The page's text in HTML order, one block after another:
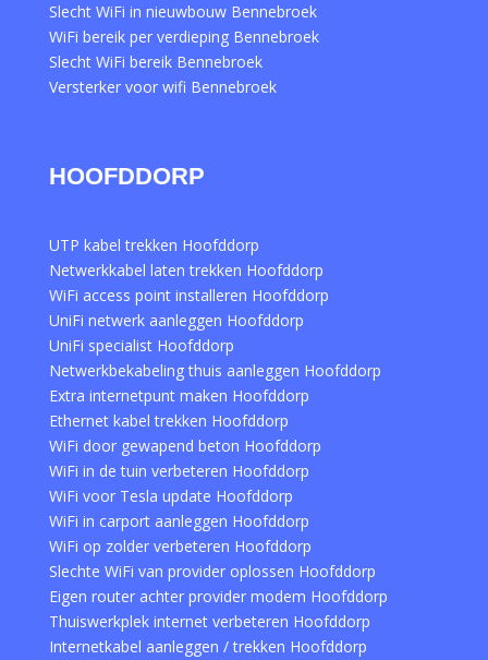
Slecht WiFi in nieuwbouw Bennebroek
WiFi bereik per verdieping Bennebroek
Slecht WiFi bereik Bennebroek
Versterker voor wifi Bennebroek
HOOFDDORP
UTP kabel trekken Hoofddorp
Netwerkkabel laten trekken Hoofddorp
WiFi access point installeren Hoofddorp
UniFi netwerk aanleggen Hoofddorp
UniFi specialist Hoofddorp
Netwerkbekabeling thuis aanleggen Hoofddorp
Extra internetpunt maken Hoofddorp
Ethernet kabel trekken Hoofddorp
WiFi door gewapend beton Hoofddorp
WiFi in de tuin verbeteren Hoofddorp
WiFi voor Tesla update Hoofddorp
WiFi in carport aanleggen Hoofddorp
WiFi op zolder verbeteren Hoofddorp
Slechte WiFi van provider oplossen Hoofddorp
Eigen router achter provider modem Hoofddorp
Thuiswerkplek internet verbeteren Hoofddorp
Internetkabel aanleggen / trekken Hoofddorp